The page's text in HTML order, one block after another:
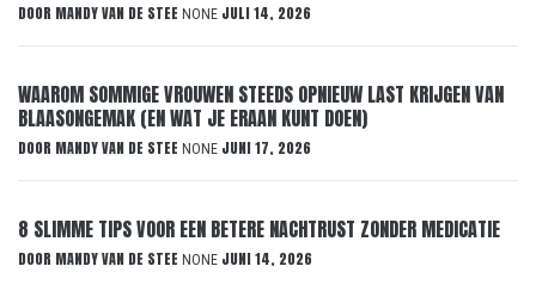
DOOR MANDY VAN DE STEE NONE JULI 14, 2026
WAAROM SOMMIGE VROUWEN STEEDS OPNIEUW LAST KRIJGEN VAN
BLAASONGEMAK (EN WAT JE ERAAN KUNT DOEN)
DOOR MANDY VAN DE STEE NONE JUNI 17, 2026
8 SLIMME TIPS VOOR EEN BETERE NACHTRUST ZONDER MEDICATIE
DOOR MANDY VAN DE STEE NONE JUNI 14, 2026